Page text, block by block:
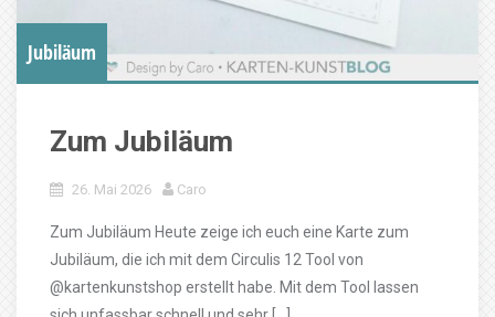
Jubiläum
Zum Jubiläum
26. Mai 2026 Caro
Zum Jubiläum Heute zeige ich euch eine Karte zum
Jubiläum, die ich mit dem Circulis 12 Tool von
@kartenkunstshop erstellt habe. Mit dem Tool lassen